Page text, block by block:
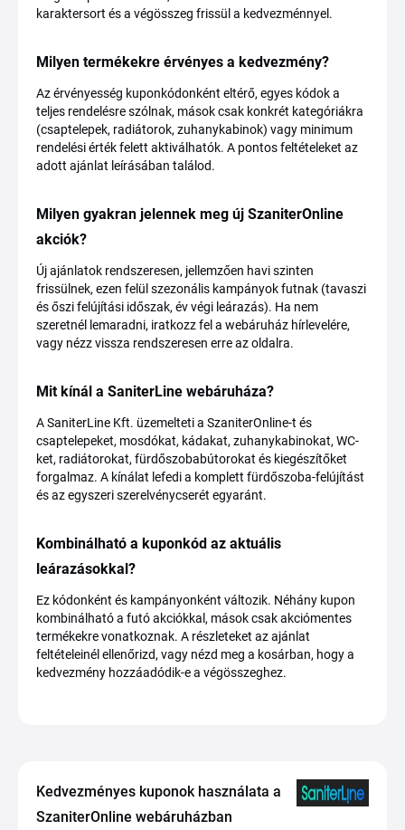
karaktersort és a végösszeg frissül a kedvezménnyel.
Milyen termékekre érvényes a kedvezmény?
Az érvényesség kuponkódonként eltérő, egyes kódok a
teljes rendelésre szólnak, mások csak konkrét kategóriákra
(csaptelepek, radiátorok, zuhanykabinok) vagy minimum
rendelési érték felett aktiválhatók. A pontos feltételeket az
adott ajánlat leírásában találod.
Milyen gyakran jelennek meg új SzaniterOnline
akciók?
Új ajánlatok rendszeresen, jellemzően havi szinten
frissülnek, ezen felül szezonális kampányok futnak (tavaszi
és őszi felújítási időszak, év végi leárazás). Ha nem
szeretnél lemaradni, iratkozz fel a webáruház hírlevelére,
vagy nézz vissza rendszeresen erre az oldalra.
Mit kínál a SaniterLine webáruháza?
A SaniterLine Kft. üzemelteti a SzaniterOnline-t és
csaptelepeket, mosdókat, kádakat, zuhanykabinokat, WC-
ket, radiátorokat, fürdőszobabútorokat és kiegészítőket
forgalmaz. A kínálat lefedi a komplett fürdőszoba-felújítást
és az egyszeri szerelvénycserét egyaránt.
Kombinálható a kuponkód az aktuális
leárazásokkal?
Ez kódonként és kampányonként változik. Néhány kupon
kombinálható a futó akciókkal, mások csak akciómentes
termékekre vonatkoznak. A részleteket az ajánlat
feltételeinél ellenőrizd, vagy nézd meg a kosárban, hogy a
kedvezmény hozzáadódik-e a végösszeghez.
Kedvezményes kuponok használata a
SzaniterOnline webáruházban